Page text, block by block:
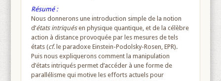
Résumé :
Nous donnerons une introduction simple de la notion
d’états intriquésen physique quantique, et de la célèbre
action à distance provoquée par les mesures de tels
états (cf. le paradoxe Einstein-Podolsky-Rosen, EPR).
Puis nous expliquerons comment la manipulation
d’états intriqués permet d’accéder à une forme de
parallélisme qui motive les efforts actuels pour